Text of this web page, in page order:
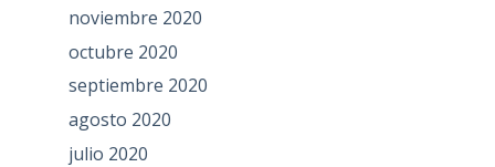
noviembre 2020
octubre 2020
septiembre 2020
agosto 2020
julio 2020